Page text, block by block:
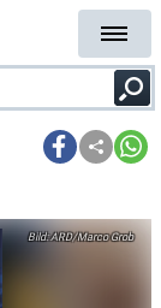
ARD/Marco Grob